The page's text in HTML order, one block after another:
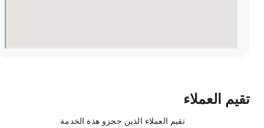
العملاء
تقيم العملاء الذين حجزو هذة الخدمة